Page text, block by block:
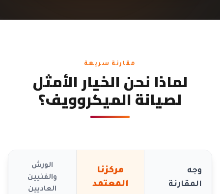
مقارنة سريعة
لماذا نحن الخيار الأمثل
لصيانة الميكروويف؟
وجه
المقارنة
مركزنا
المعتمد
الورش
والفنيين
العاديين